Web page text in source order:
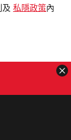
及 私隱政策 內